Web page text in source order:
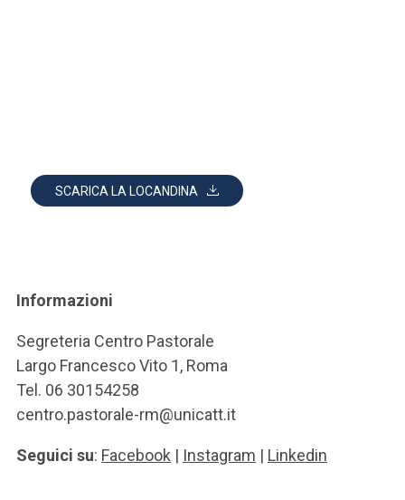
SCARICA LA LOCANDINA
Informazioni
Segreteria Centro Pastorale
Largo Francesco Vito 1, Roma
Tel. 06 30154258
centro.pastorale-rm@unicatt.it
Seguici su: Facebook | Instagram | Linkedin